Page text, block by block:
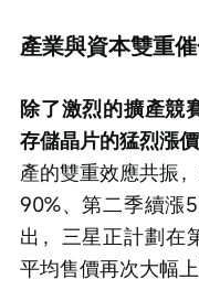
產業與資本雙重
除了激烈的擴產競
存儲晶片的猛烈漲價
產的雙重效應共振
90%、第二季續漲
出，三星正計劃在
平均售價再次大幅上